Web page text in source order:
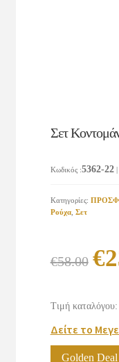
Σετ
Κωδικός :5362-22
Κατηγορίες:
Ρούχα, Σετ
€58.00
was:
€
Τιμή
Δείτε το
Golden Deal